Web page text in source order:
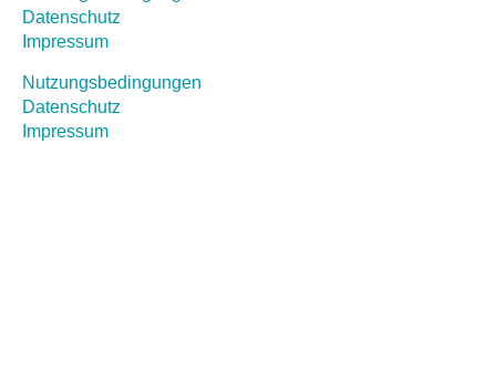
Datenschutz
Impressum
Nutzungsbedingungen
Datenschutz
Impressum